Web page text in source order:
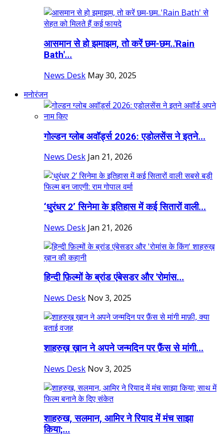
आसमान से हो झमाझम, तो करें छम-छम..'Rain
Bath'...
News Desk May 30, 2025
मनोरंजन
गोल्डन ग्लोब अवॉर्ड्स 2026: एडोलसेंस ने इतने...
News Desk Jan 21, 2026
‘धुरंधर 2’ सिनेमा के इतिहास में कई सितारों वाली...
News Desk Jan 21, 2026
हिन्दी फ़िल्मों के ब्रांड एंबेसडर और 'रोमांस...
News Desk Nov 3, 2025
शाहरुख़ ख़ान ने अपने जन्मदिन पर फ़ैंस से मांगी...
News Desk Nov 3, 2025
शाहरुख, सलमान, आमिर ने रियाद में मंच साझा
किया;...